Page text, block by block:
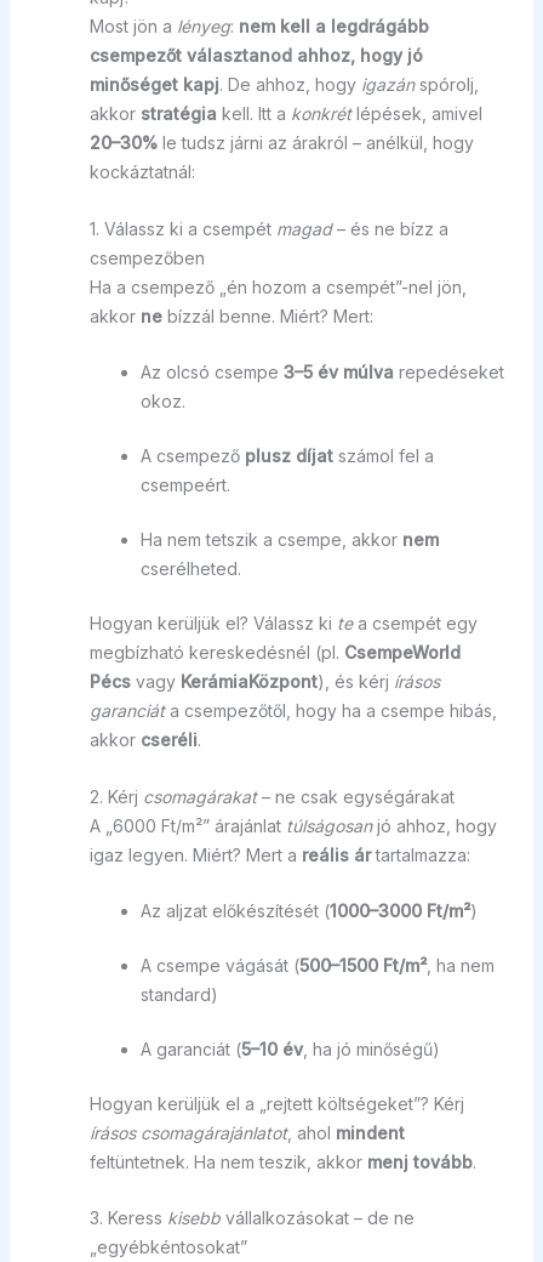
Most jön a lényeg: nem kell a legdrágább
csempezőt választanod ahhoz, hogy jó
minőséget kapj. De ahhoz, hogy igazánspórolj,
akkor stratégia kell. Itt a konkrétlépések, amivel
20–30%le tudsz járni az árakról – anélkül, hogy
kockáztatnál:
1. Válassz ki a csempét magad– és ne bízz a
csempezőben
Ha a csempező „én hozom a csempét”-nel jön,
akkor nebízzál benne. Miért? Mert:
Az olcsó csempe 3–5 év múlva repedéseket
okoz.
A csempező plusz díjatszámol fel a
csempeért.
Ha nem tetszik a csempe, akkor nem
cserélheted.
Hogyan kerüljük el? Válassz ki tea csempét egy
megbízható kereskedésnél (pl. CsempeWorld
Pécsvagy KerámiaKözpont), és kérj írásos
garanciáta csempezőtől, hogy ha a csempe hibás,
akkor cseréli.
2. Kérj csomagárakat– ne csak egységárakat
A „6000 Ft/m²” árajánlat túlságosanjó ahhoz, hogy
igaz legyen. Miért? Mert a reális ártartalmazza:
Az aljzat előkészítését (1000–3000 Ft/m²)
A csempe vágását (500–1500 Ft/m², ha nem
standard)
A garanciát (5–10 év, ha jó minőségű)
Hogyan kerüljük el a „rejtett költségeket”? Kérj
írásos csomagárajánlatot, ahol mindent
feltüntetnek. Ha nem teszik, akkor menj tovább.
3. Keress kisebbvállalkozásokat – de ne
„egyébkéntosokat”